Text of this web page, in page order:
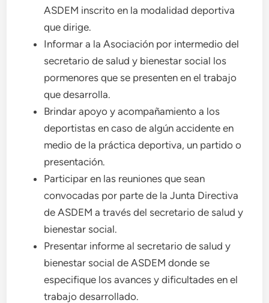
ASDEM inscrito en la modalidad deportiva
que dirige.
Informar a la Asociación por intermedio del
secretario de salud y bienestar social los
pormenores que se presenten en el trabajo
que desarrolla.
Brindar apoyo y acompañamiento a los
deportistas en caso de algún accidente en
medio de la práctica deportiva, un partido o
presentación.
Participar en las reuniones que sean
convocadas por parte de la Junta Directiva
de ASDEM a través del secretario de salud y
bienestar social.
Presentar informe al secretario de salud y
bienestar social de ASDEM donde se
especifique los avances y dificultades en el
trabajo desarrollado.